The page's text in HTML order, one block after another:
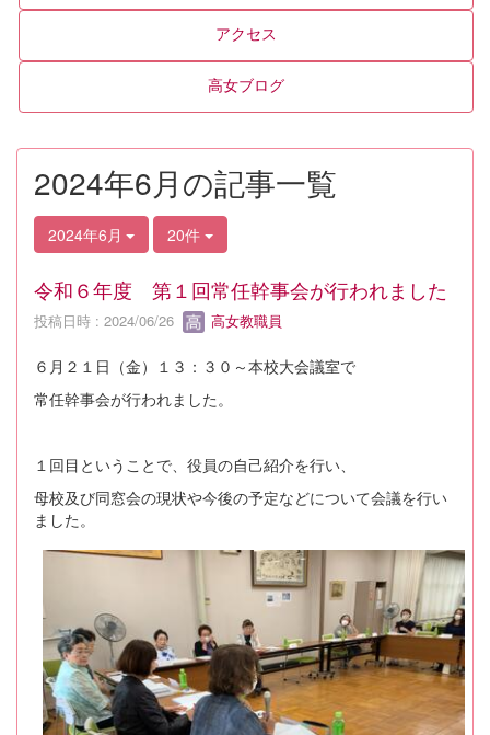
アクセス
高女ブログ
2024年6月の記事一覧
2024年6月 20件
令和６年度 第１回常任幹事会が行われました
投稿日時 : 2024/06/26 高女教職員
６月２１日（金）１３：３０～本校大会議室で
常任幹事会が行われました。
１回目ということで、役員の自己紹介を行い、
母校及び同窓会の現状や今後の予定などについて会議を行い
ました。